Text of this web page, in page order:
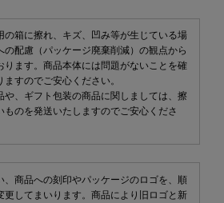
の箱に擦れ、キズ、凹み等が生じている場
の配慮（パッケージ廃棄削減）の観点から
ります。商品本体には問題がないことを確
すのでご安心ください。
や、ギフト包装の商品に関しましては、擦
ものを発送いたしますのでご安心くださ
、商品への刻印やパッケージのロゴを、順
更してまいります。商品により旧ロゴと新